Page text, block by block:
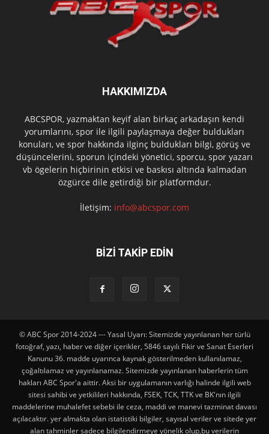
HAKKIMIZDA
ABCSPOR, yazmaktan keyif alan birkaç arkadaşın kendi
yorumlarını, spor ile ilgili paylaşmaya değer buldukları
konuları, ve spor hakkında ilginç buldukları bilgi, görüş ve
düşüncelerini, sporun içindeki yönetici, sporcu, spor yazarı
vb ögelerin hiçbirinin etkisi ve baskısı altında kalmadan
özgürce dile getirdiği bir platformdur.
İletişim: info@abcspor.com
BİZİ TAKİP EDİN
© ABC Spor 2014-2024 --- Yasal Uyarı: Sitemizde yayınlanan her türlü
fotoğraf, yazı, haber ve diğer içerikler, 5846 sayılı Fikir ve Sanat Eserleri
Kanunu 36. madde uyarınca kaynak gösterilmeden kullanılamaz,
çoğaltılamaz ve yayınlanamaz. Sitemizde yayınlanan haberlerin tüm
hakları ABC Spor'a aittir. Aksi bir uygulamanın varlığı halinde ilgili web
sitesi sahibi ve yetkilileri hakkında, FSEK, TCK, TTK ve BK'nın ilgili
maddelerine muhalefet sebebi ile ceza, maddi ve manevi tazminat davası
açılacaktır. yer almakta olan istatistiki bilgiler, sayısal veriler ve sitede yer
alan tahminler sadece bilgilendirmeye yönelik olup,bu verilerin